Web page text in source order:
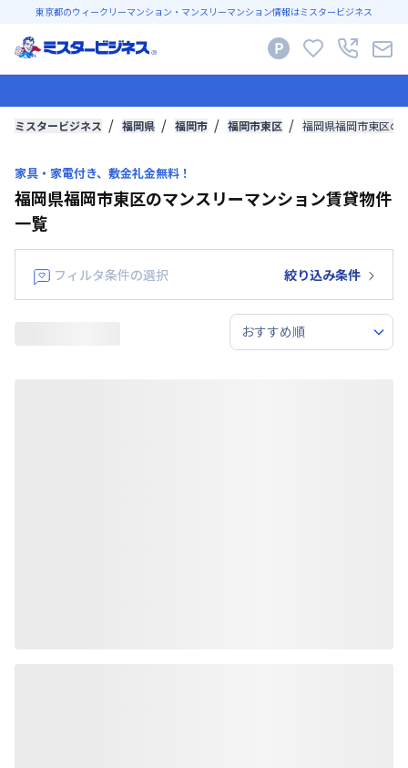
東京都のウィークリーマンション・マンスリーマンション情報はミスタービジネス
ミスタービジネス 福岡県 福岡市 福岡市東区 福岡県福岡市東区の
家具・家電付き、敷金礼金無料！
福岡県福岡市東区のマンスリーマンション賃貸物件
一覧
フィルタ条件の選択 絞り込み条件